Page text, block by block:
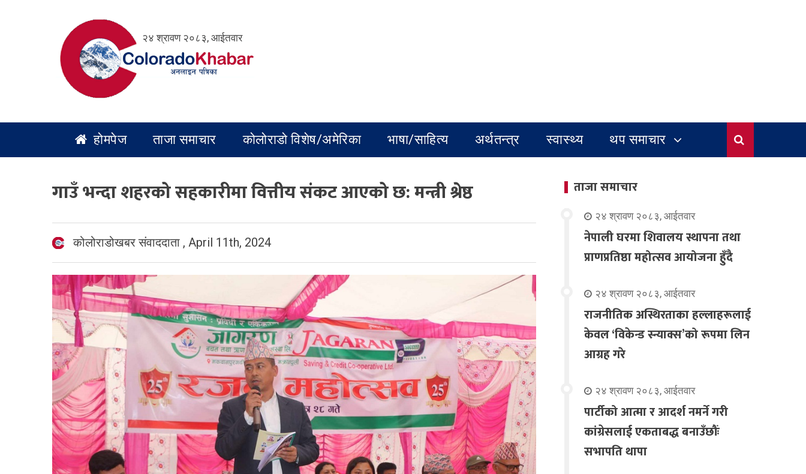
२४ श्रावण २०८३, आईतवार
होमपेज ताजा समाचार कोलोराडो विशेष/अमेरिका भाषा/साहित्य अर्थतन्त्र स्वास्थ्य थप समाचार
गाउँ भन्दा शहरको सहकारीमा वित्तीय संकट आएको छ: मन्त्री श्रेष्ठ
कोलोराडोखबर संवाददाता , April 11th, 2024
ताजा समाचार
२४ श्रावण २०८३, आईतवार
नेपाली घरमा शिवालय स्थापना तथा
प्राणप्रतिष्ठा महोत्सव आयोजना हुँदै
२४ श्रावण २०८३, आईतवार
राजनीतिक अस्थिरताका हल्लाहरूलाई
केवल ‘विकेन्ड स्न्याक्स’को रूपमा लिन
आग्रह गरे
२४ श्रावण २०८३, आईतवार
पार्टीको आत्मा र आदर्श नमर्ने गरी
कांग्रेसलाई एकताबद्ध बनाउँछौंः
सभापति थापा